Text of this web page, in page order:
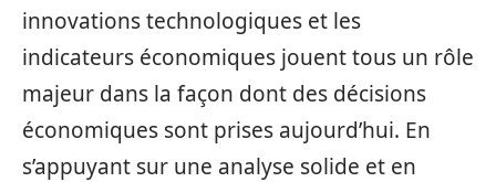
innovations technologiques et les
indicateurs économiques jouent tous un rôle
majeur dans la façon dont des décisions
économiques sont prises aujourd’hui. En
s’appuyant sur une analyse solide et en